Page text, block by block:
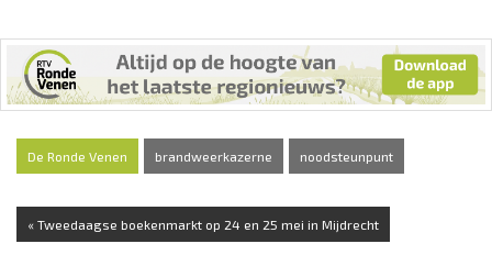
De Ronde Venen brandweerkazerne noodsteunpunt
« Tweedaagse boekenmarkt op 24 en 25 mei in Mijdrecht